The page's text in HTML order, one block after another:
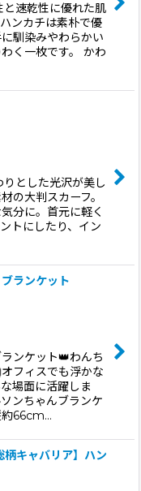
と速乾性に優れた肌
ンカチは素朴で優
馴染みやわらかい
く一枚です。 かわ
とした光沢が美し
の大判スカーフ。
分に。首元に軽く
トにしたり、イン
ランケット
ンケット👑わんち
フィスでも浮かな
場面に活躍しま
ンちゃんブランケ
約66cm…
キャバリア】ハン